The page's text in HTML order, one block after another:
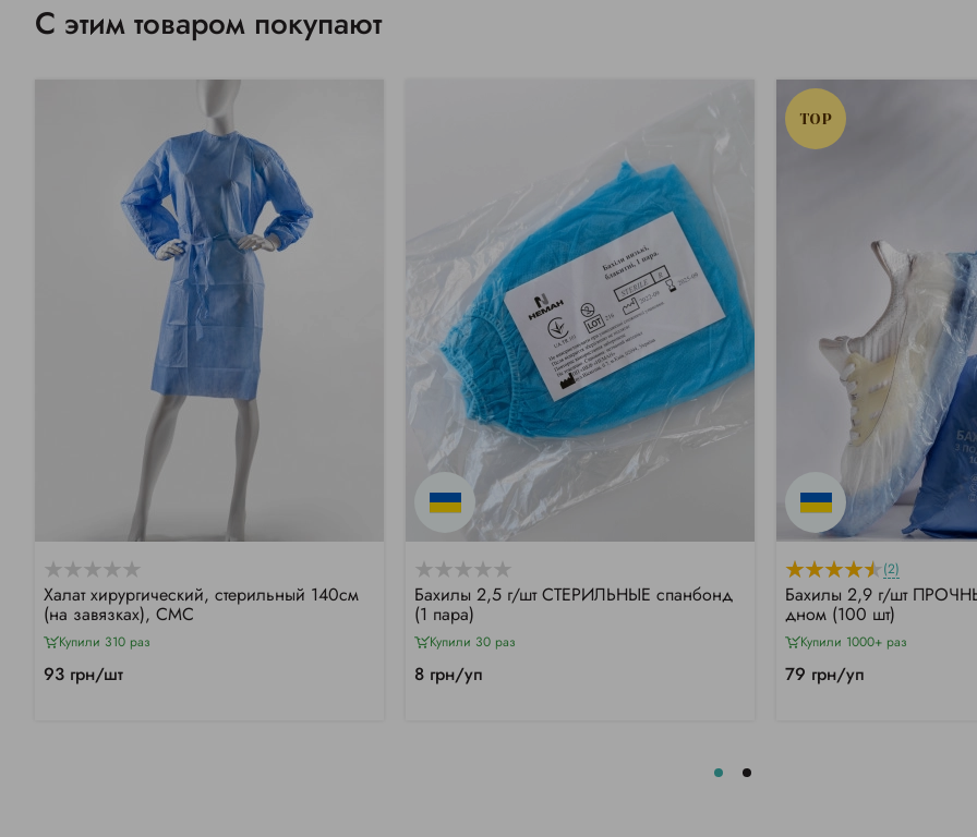
С этим товаром покупают
Халат хирургический, стерильный 140см
(на завязках), СМС
Купили 310 раз
93 грн/шт
Бахилы 2,5 г/шт СТЕРИЛЬНЫЕ спанбонд
(1 пара)
Купили 30 раз
8 грн/уп
TOP
(2)
Бахилы 2,9 г/шт
дном (100 шт)
Купили 1000+ раз
79 грн/уп